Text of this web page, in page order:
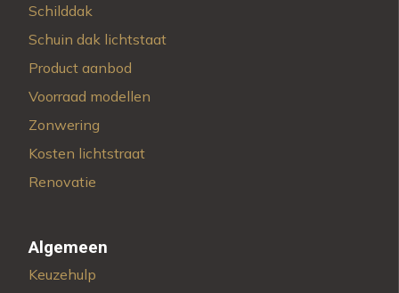
Schilddak
Schuin dak lichtstaat
Product aanbod
Voorraad modellen
Zonwering
Kosten lichtstraat
Renovatie
Algemeen
Keuzehulp